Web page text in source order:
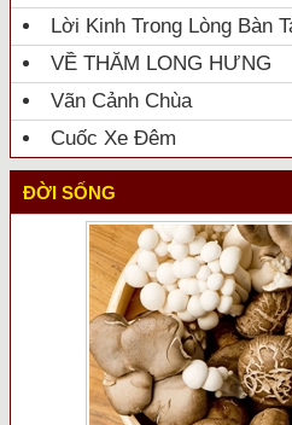
Lời Kinh Trong Lòng Bàn
VỀ THĂM LONG HƯNG
Vãn Cảnh Chùa
Cuốc Xe Đêm
ĐỜI SỐNG